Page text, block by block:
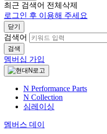
최근 검색어 전체삭제
로그인 후 이용해 주세요
닫기
검색어
검색
멤버십 가입
N Performance Parts
N Collection
심레이싱
멤버스 데이